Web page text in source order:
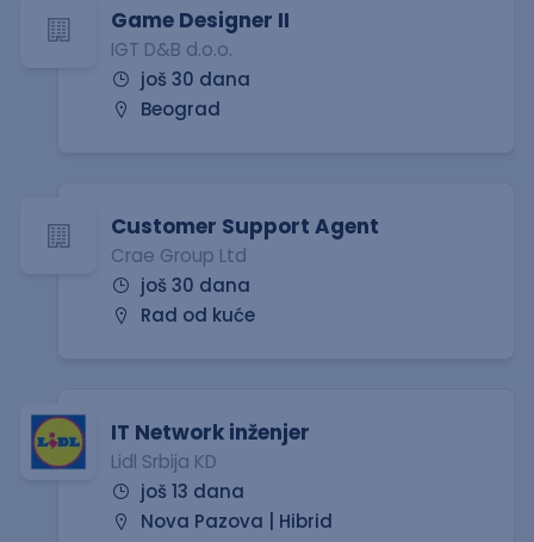
Game Designer II
IGT D&B d.o.o.
još 30 dana
Beograd
Customer Support Agent
Crae Group Ltd
još 30 dana
Rad od kuće
IT Network inženjer
Lidl Srbija KD
još 13 dana
Nova Pazova | Hibrid